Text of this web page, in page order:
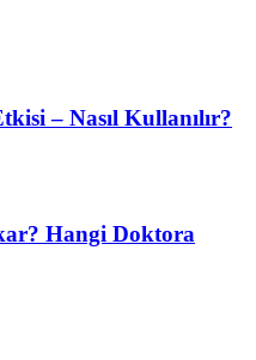
– Nasıl Kullanılır?
Hangi Doktora